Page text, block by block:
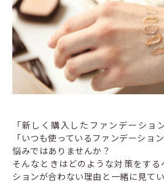
「新しく購入したファンデーショ
「いつも使っているファンデーショ
悩みではありませんか？
そんなときはどのような対策をす
ションが合わない理由と一緒に見てい